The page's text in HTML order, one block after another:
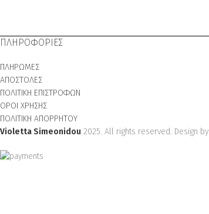
ΠΛΗΡΟΦΟΡΙΕΣ
ΠΛΗΡΩΜΕΣ
ΑΠΟΣΤΟΛΕΣ
ΠΟΛΙΤΙΚΗ ΕΠΙΣΤΡΟΦΩΝ
ΟΡΟΙ ΧΡΗΣΗΣ
ΠΟΛΙΤΙΚΗ ΑΠΟΡΡΗΤΟΥ
Violetta Simeonidou 2025. All rights reserved. Design by